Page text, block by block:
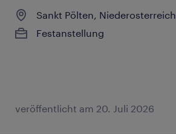
Sankt Pölten, Niederosterreich
Festanstellung
veröffentlicht am 20. Juli 2026